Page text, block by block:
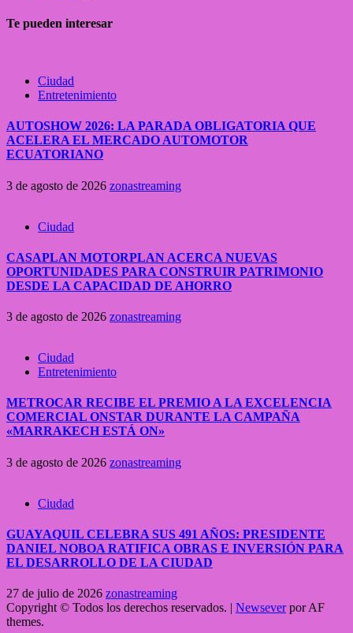
Te pueden interesar
Ciudad
Entretenimiento
AUTOSHOW 2026: LA PARADA OBLIGATORIA QUE
ACELERA EL MERCADO AUTOMOTOR
ECUATORIANO
3 de agosto de 2026 zonastreaming
Ciudad
CASAPLAN MOTORPLAN ACERCA NUEVAS
OPORTUNIDADES PARA CONSTRUIR PATRIMONIO
DESDE LA CAPACIDAD DE AHORRO
3 de agosto de 2026 zonastreaming
Ciudad
Entretenimiento
METROCAR RECIBE EL PREMIO A LA EXCELENCIA
COMERCIAL ONSTAR DURANTE LA CAMPAÑA
«MARRAKECH ESTÁ ON»
3 de agosto de 2026 zonastreaming
Ciudad
GUAYAQUIL CELEBRA SUS 491 AÑOS: PRESIDENTE
DANIEL NOBOA RATIFICA OBRAS E INVERSIÓN PARA
EL DESARROLLO DE LA CIUDAD
27 de julio de 2026 zonastreaming
Copyright © Todos los derechos reservados. | Newseverpor AF
themes.